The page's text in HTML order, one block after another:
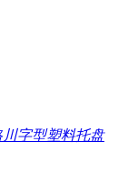
川字型塑料托盘